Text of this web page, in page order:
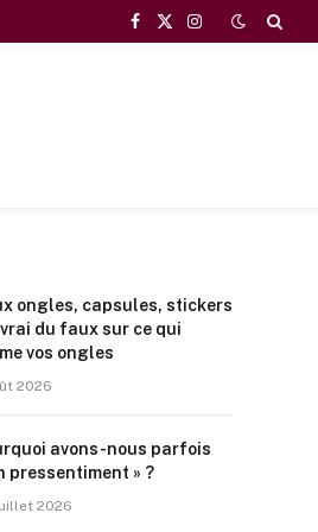
Facebook
X
Instagram
ongles, capsules, stickers
du faux sur ce qui
vos ongles
2026
avons-nous parfois
pressentiment » ?
2026